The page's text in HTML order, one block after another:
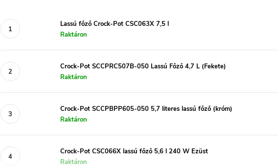
Lassú főző Crock-Pot CSC063X 7,5 l
Raktáron
Crock-Pot SCCPRC507B-050 Lassú Főző 4,7 L (Fekete)
Raktáron
Crock-Pot SCCPBPP605-050 5,7 literes lassú főző (króm)
Raktáron
Crock-Pot CSC066X lassú főző 5,6 l 240 W Ezüst
Raktáron